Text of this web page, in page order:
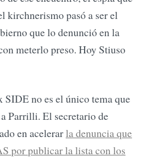
kirchnerismo pasó a ser el
que lo denunció en la
meterlo preso. Hoy Stiuso
SIDE no es el único tema que
Parrilli. El secretario de
en acelerarla denuncia que
por publicar la lista con los